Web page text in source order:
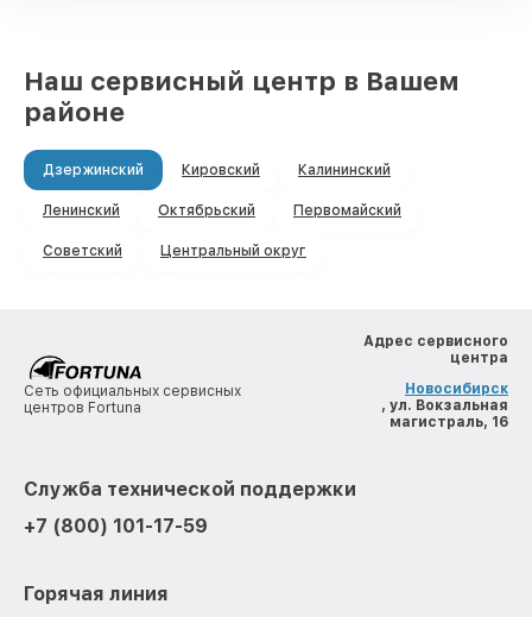
Наш сервисный центр в Вашем
районе
Дзержинский Кировский Калининский
Ленинский Октябрьский Первомайский
Советский Центральный округ
Сеть официальных сервисных
центров Fortuna
Адрес сервисного
центра
Новосибирск
, ул. Вокзальная
магистраль, 16
Служба технической поддержки
+7 (800) 101-17-59
Горячая линия